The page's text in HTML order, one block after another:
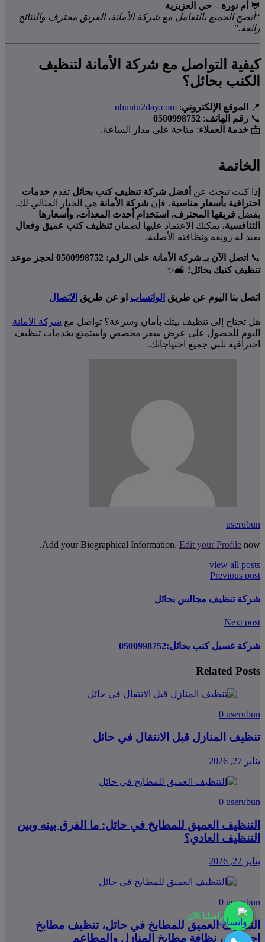
راسلنا الآن
💬 أم نورة – حي العزيزية
“أنصح الجميع بالتعامل مع شركة الأمانة، الفريق محترف والنتائج
رائعة.”
كيفية التواصل مع شركة الأمانة لتنظيف
الكنب بحائل؟
📍 الموقع الإلكتروني:
ubuntu2day.com
📞 رقم الهاتف:
0500998752
📩 خدمة العملاء: متاحة على مدار الساعة.
الخاتمة
إذا كنت تبحث عن أفضل شركة تنظيف كنب بحائل تقدم خدمات
احترافية بأسعار مناسبة، فإن شركة الأمانة هي الخيار المثالي لك.
بفضل فريقها المحترف، استخدام أحدث المعدات، وأسعارها
التنافسية، يمكنك الاعتماد عليها لضمانتنظيف كنب عميق وفعال
يعيد له رونقه ونظافته الأصلية.
📞
اتصل الآن بـ شركة الأمانة على الرقم: 0500998752 لحجز موعد
تنظيف كنبك بحائل! 🛋️✨
اتصل بنا اليوم عن طريق الواتساب او عن طريق الاتصال
هل تحتاج إلى تنظيف بيتك بأمان وسرعة؟ تواصل مع شركة الامانة
اليوم للحصول على عرض سعر مخصص واستمتع بخدمات تنظيف
احترافية تلبي جميع احتياجاتك.
userubun
Add your Biographical Information. Edit your Profile now.
view all posts
Previous post
شركة تنظيف مجالس بحائل
Next post
شركة غسيل كنب بحائل:0500998752
Related Posts
userubun
0
تنظيف المنازل قبل الانتقال في حائل
يناير 27, 2026
userubun
0
التنظيف العميق للمطابخ في حائل: ما الفرق بينه وبين
التنظيف العادي؟
يناير 22, 2026
userubun
0
التنظيف العميق للمطابخ في حائل، تنظيف مطابخ
احترافي، نظافة مطابخ المنازل والمطاعم